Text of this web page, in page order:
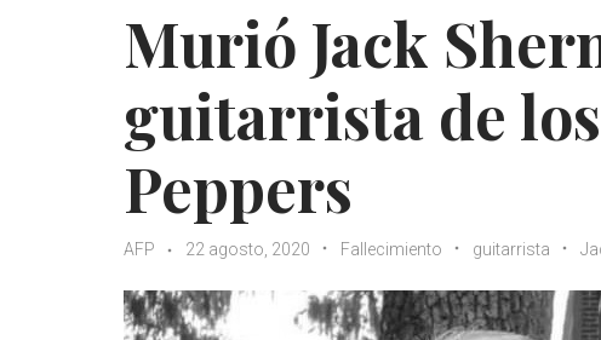
Murió Jack
guitarrista de
Peppers
AFP 22 agosto, 2020 Fallecimiento guitarrista